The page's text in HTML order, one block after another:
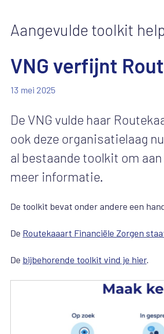
Aangevulde toolkit
VNG verfijnt
13 mei 2025
De VNG vulde haar
ook deze organisatielaag
al bestaande toolkit om
meer informatie.
De toolkit bevat onder andere een
De Routekaaart Financiële Zorgen
De bijbehorende toolkit vind je hier.